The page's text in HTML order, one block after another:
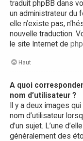
traduit phpBB dans
un administrateur du
elle n’existe pas,
nouvelle traduction.
le site Internet de
Haut
A quoi
nom d’utilisateur ?
Il y a deux images
nom d’utilisateur
d’un sujet. L’une
généralement des